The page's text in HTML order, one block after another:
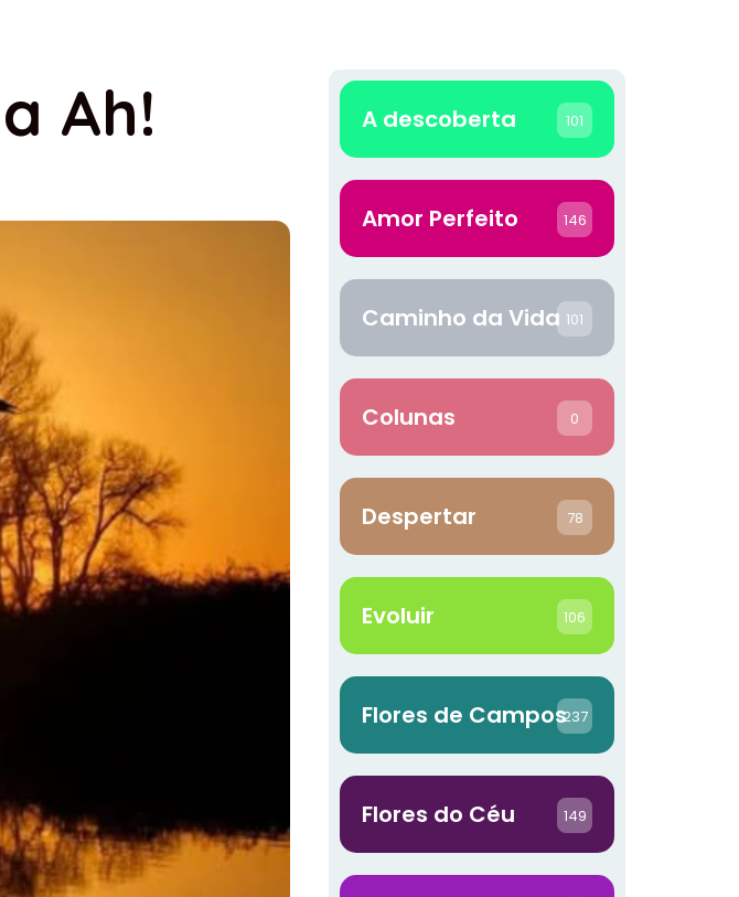
Ah! A descoberta 101
Amor Perfeito 146
Caminho da Vida 101
Colunas 0
Despertar 78
Evoluir 106
Flores de Campos237
Flores do Céu 149